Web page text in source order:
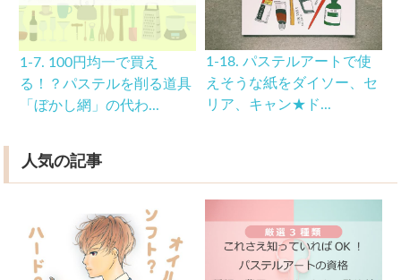
1-7. 100円均一で買え
る！？パステルを削る道具
「ぼかし網」の代わ...
1-18. パステルアートで使
えそうな紙をダイソー、セ
リア、キャン★ド...
人気の記事